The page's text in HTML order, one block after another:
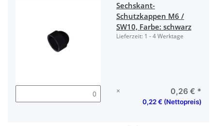
Sechskant-
Schutzkappen M6 /
SW10, Farbe: schwarz
Lieferzeit: 1 - 4 Werktage
× 0,26 € *
0,22 € (Nettopreis)